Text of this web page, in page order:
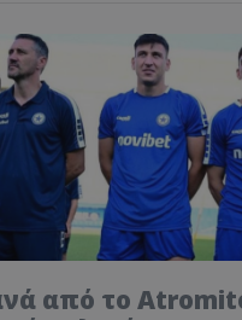
από το